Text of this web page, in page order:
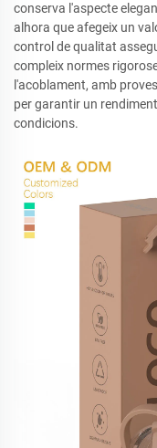
conserva l'aspecte
alhora que afegeix un
control de qualitat
compleix normes
l'acoblament, amb
per garantir un
condicions.